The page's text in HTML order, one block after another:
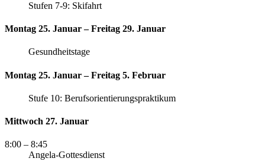
Stufen 7-9: Skifahrt
Montag 25. Januar – Freitag 29. Januar
Gesundheitstage
Montag 25. Januar – Freitag 5. Februar
Stufe 10: Berufsorientierungspraktikum
Mittwoch 27. Januar
8:00 – 8:45
Angela-Gottesdienst